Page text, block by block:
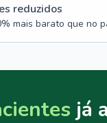
reduzidos
mais barato que no
já